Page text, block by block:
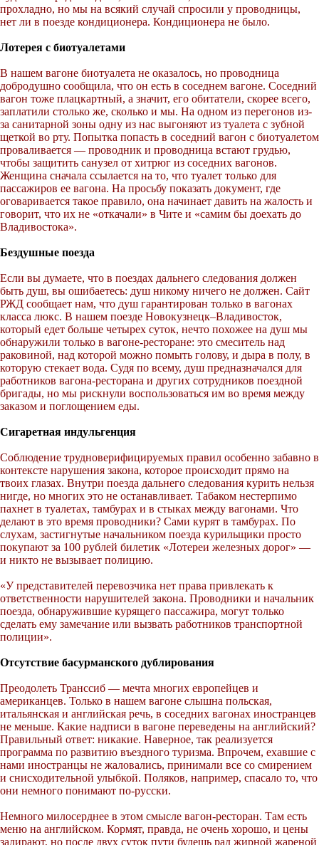
прохладно, но мы на всякий случай спросили у проводницы,
нет ли в поезде кондиционера. Кондиционера не было.
Лотерея с биотуалетами
В нашем вагоне биотуалета не оказалось, но проводница
добродушно сообщила, что он есть в соседнем вагоне. Соседний
вагон тоже плацкартный, а значит, его обитатели, скорее всего,
заплатили столько же, сколько и мы. На одном из перегонов из-
за санитарной зоны одну из нас выгоняют из туалета с зубной
щеткой во рту. Попытка попасть в соседний вагон с биотуалетом
проваливается — проводник и проводница встают грудью,
чтобы защитить санузел от хитрюг из соседних вагонов.
Женщина сначала ссылается на то, что туалет только для
пассажиров ее вагона. На просьбу показать документ, где
оговаривается такое правило, она начинает давить на жалость и
говорит, что их не «откачали» в Чите и «самим бы доехать до
Владивостока».
Бездушные поезда
Если вы думаете, что в поездах дальнего следования должен
быть душ, вы ошибаетесь: душ никому ничего не должен. Сайт
РЖД сообщает нам, что душ гарантирован только в вагонах
класса люкс. В нашем поезде Новокузнецк–Владивосток,
который едет больше четырех суток, нечто похожее на душ мы
обнаружили только в вагоне-ресторане: это смеситель над
раковиной, над которой можно помыть голову, и дыра в полу, в
которую стекает вода. Судя по всему, душ предназначался для
работников вагона-ресторана и других сотрудников поездной
бригады, но мы рискнули воспользоваться им во время между
заказом и поглощением еды.
Сигаретная индульгенция
Соблюдение трудноверифицируемых правил особенно забавно в
контексте нарушения закона, которое происходит прямо на
твоих глазах. Внутри поезда дальнего следования курить нельзя
нигде, но многих это не останавливает. Табаком нестерпимо
пахнет в туалетах, тамбурах и в стыках между вагонами. Что
делают в это время проводники? Сами курят в тамбурах. По
слухам, застигнутые начальником поезда курильщики просто
покупают за 100 рублей билетик «Лотереи железных дорог» —
и никто не вызывает полицию.
«У представителей перевозчика нет права привлекать к
ответственности нарушителей закона. Проводники и начальник
поезда, обнаружившие курящего пассажира, могут только
сделать ему замечание или вызвать работников транспортной
полиции».
Отсутствие басурманского дублирования
Преодолеть Транссиб — мечта многих европейцев и
американцев. Только в нашем вагоне слышна польская,
итальянская и английская речь, в соседних вагонах иностранцев
не меньше. Какие надписи в вагоне переведены на английский?
Правильный ответ: никакие. Наверное, так реализуется
программа по развитию въездного туризма. Впрочем, ехавшие с
нами иностранцы не жаловались, принимали все со смирением
и снисходительной улыбкой. Поляков, например, спасало то, что
они немного понимают по-русски.
Немного милосерднее в этом смысле вагон-ресторан. Там есть
меню на английском. Кормят, правда, не очень хорошо, и цены
задирают, но после двух суток пути будешь рад жирной жареной